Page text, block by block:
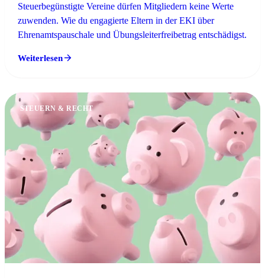
Steuerbegünstigte Vereine dürfen Mitgliedern keine Werte
zuwenden. Wie du engagierte Eltern in der EKI über
Ehrenamtspauschale und Übungsleiterfreibetrag entschädigst.
Weiterlesen
STEUERN & RECHT